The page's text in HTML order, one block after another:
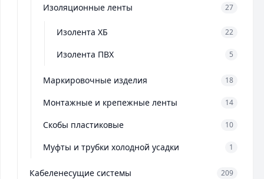
Изоляционные ленты 27
Изолента ХБ 22
Изолента ПВХ 5
Маркировочные изделия 18
Монтажные и крепежные ленты 14
Скобы пластиковые 10
Муфты и трубки холодной усадки 1
Кабеленесущие системы 209